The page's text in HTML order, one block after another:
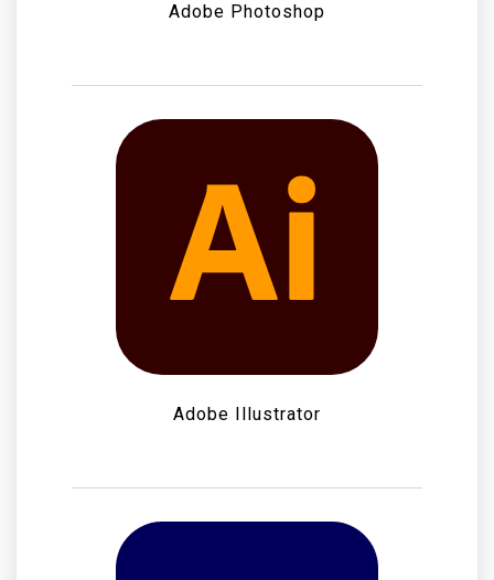
Adobe Photoshop
Adobe Illustrator